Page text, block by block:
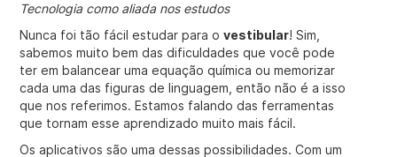
Tecnologia como aliada nos estudos
Nunca foi tão fácil estudar para ovestibular! Sim,
sabemos muito bem das dificuldades que você pode
ter em balancear uma equação química ou memorizar
cada uma das figuras de linguagem, então não é a isso
que nos referimos. Estamos falando das ferramentas
que tornam esse aprendizado muito mais fácil.
Os aplicativos são uma dessas possibilidades. Com um